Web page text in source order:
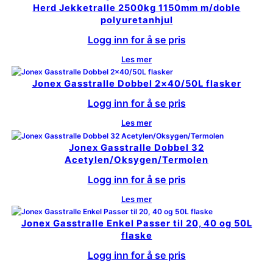
Herd Jekketralle 2500kg 1150mm m/doble
polyuretanhjul
Logg inn for å se pris
Les mer
Jonex Gasstralle Dobbel 2×40/50L flasker
Logg inn for å se pris
Les mer
Jonex Gasstralle Dobbel 32
Acetylen/Oksygen/Termolen
Logg inn for å se pris
Les mer
Jonex Gasstralle Enkel Passer til 20, 40 og 50L
flaske
Logg inn for å se pris